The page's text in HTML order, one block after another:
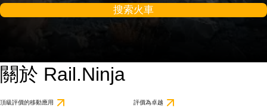
搜索火車
關於 Rail.Ninja
頂級評價的移動應用 評價為卓越